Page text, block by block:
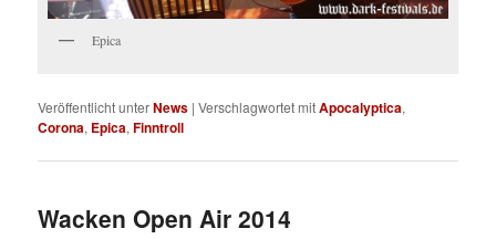
Epica
Veröffentlicht unterNews |Verschlagwortet mitApocalyptica,
Corona, Epica,Finntroll
Wacken Open Air 2014